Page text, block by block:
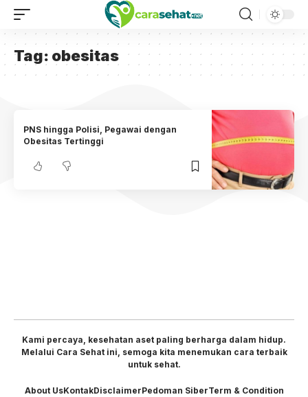
Tag: obesitas
PNS hingga Polisi, Pegawai dengan
Obesitas Tertinggi
Kami percaya, kesehatan aset paling berharga dalam hidup.
Melalui Cara Sehat ini, semoga kita menemukan cara terbaik
untuk sehat.
About UsKontakDisclaimerPedoman SiberTerm & Condition